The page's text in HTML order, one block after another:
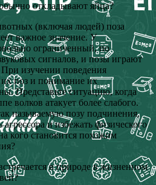
откладывают яйца?
(включая людей) поза
важное значение. У
ограниченный, по
сигналов, и позы играют
изучении поведения
поз и понимание их
Представьте ситуацию, когда
волков атакует более слабого.
называемую позу подчинения,
и избежать физического
кого становится похожим
в природе в жизненном